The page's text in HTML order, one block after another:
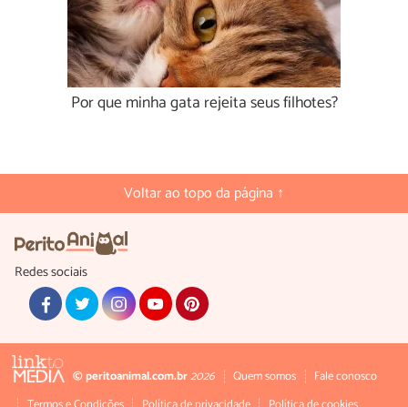
Por que minha gata rejeita seus filhotes?
Voltar ao topo da página ↑
Redes sociais
© peritoanimal.com.br2026 Quem somos
Fale conosco